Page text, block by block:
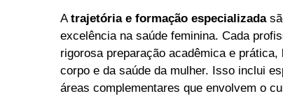
Atrajetória e formação especializada
excelência na saúde feminina. Cada
rigorosa preparação acadêmica e
corpo e da saúde da mulher. Isso inclui
áreas complementares que envolvem o